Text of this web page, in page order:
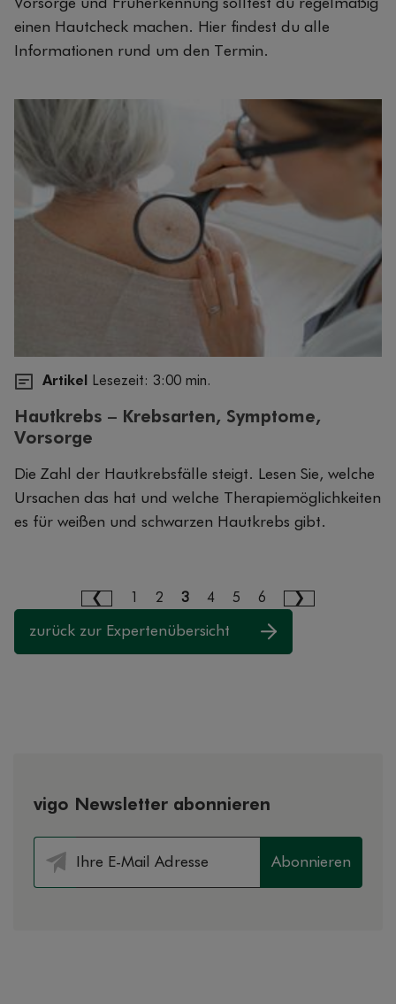
Vorsorge und Früherkennung solltest du regelmäßig
einen Hautcheck machen. Hier findest du alle
Informationen rund um den Termin.
Artikel Lesezeit: 3:00 min.
Hautkrebs – Krebsarten, Symptome,
Vorsorge
Die Zahl der Hautkrebsfälle steigt. Lesen Sie, welche
Ursachen das hat und welche Therapiemöglichkeiten
es für weißen und schwarzen Hautkrebs gibt.
2 3 4 5 6
zurück zur Expertenübersicht
vigo Newsletter abonnieren
Abonnieren